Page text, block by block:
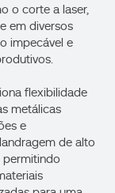
o corte a laser,
em diversos
impecável e
flexibilidade
metálicas
e
de alto
permitindo